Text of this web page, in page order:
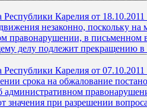
Карелия от
незаконно, поскольку
правонарушении, в письменном
делу подлежит прекращению в
Карелия от
срока на обжалование
административном
при разрешении